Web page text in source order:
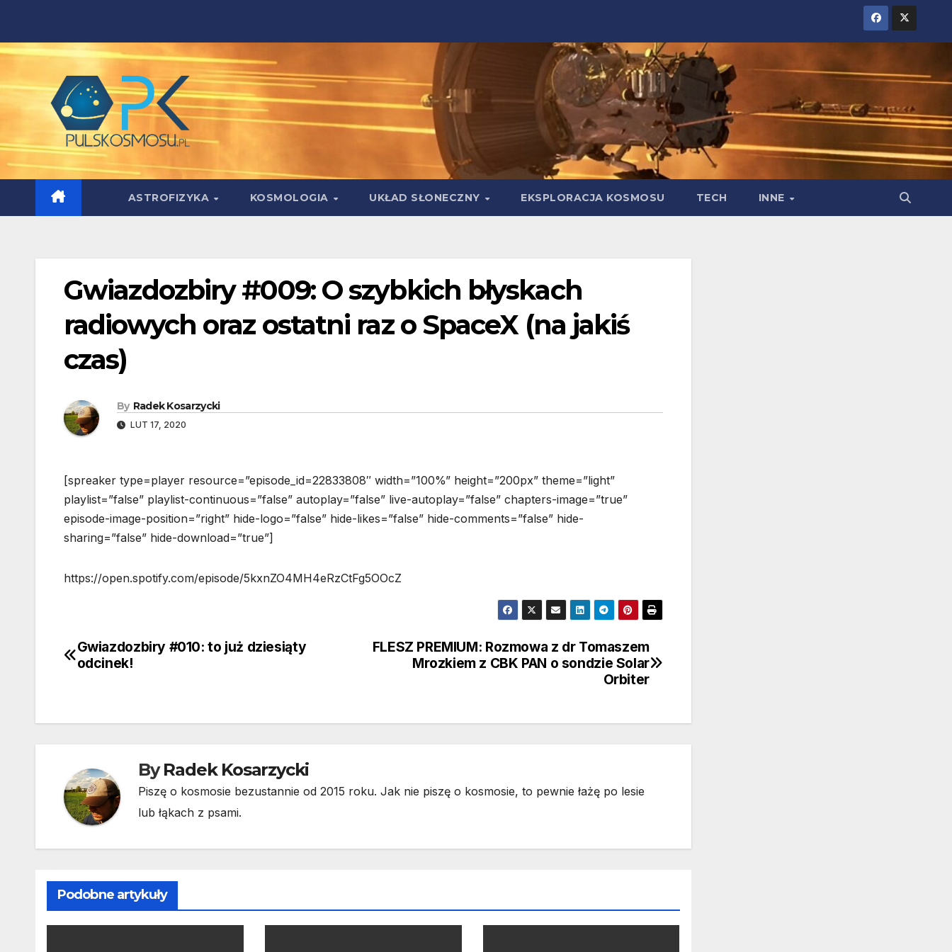
content
ASTROFIZYKA KOSMOLOGIA UKŁAD SŁONECZNY EKSPLORACJA KOSMOSU TECH INNE
Gwiazdozbiry #009: O szybkich błyskach
radiowych oraz ostatni raz o SpaceX (na jakiś
czas)
By Radek Kosarzycki
LUT 17, 2020
[spreaker type=player resource=”episode_id=22833808″ width=”100%” height=”200px” theme=”light”
playlist=”false” playlist-continuous=”false” autoplay=”false” live-autoplay=”false” chapters-image=”true”
episode-image-position=”right” hide-logo=”false” hide-likes=”false” hide-comments=”false” hide-
sharing=”false” hide-download=”true”]
https://open.spotify.com/episode/5kxnZO4MH4eRzCtFg5OOcZ
Nawigacja
FLESZ PREMIUM: Rozmowa z dr Tomaszem
Mrozkiem z CBK PAN o sondzie Solar
Orbiter
Gwiazdozbiry #010: to już dziesiąty
odcinek!
ByRadek Kosarzycki
Piszę o kosmosie bezustannie od 2015 roku. Jak nie piszę o kosmosie, to pewnie łażę po lesie
lub łąkach z psami.
Podobne artykuły